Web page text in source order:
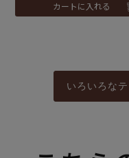
カートに入れる
いろいろな